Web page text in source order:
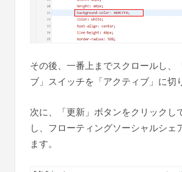
その後、一番上までスクロールし、
ブ」スイッチを「アクティブ」に切
次に、「更新」ボタンをクリックし
し、フローティングソーシャルシェ
ます。